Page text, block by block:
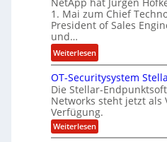
e
L
ö
s
u
n
g
F
i
a
n
z
c
h
e
f
n
e
e
r
i
n
g
-
S
p
e
1. Mai zum Chief
President of Sales
und…
Weiterlesen:
N
e
t
A
p
p
OT-Securitysystem
Die Stellar-
Networks steht jetzt als
Verfügung.
Weiterlesen:
O